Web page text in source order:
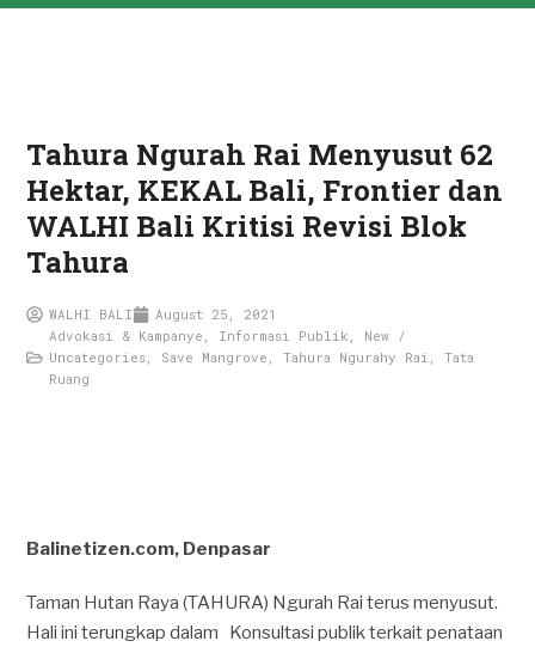
Tahura Ngurah Rai Menyusut 62
Hektar, KEKAL Bali, Frontier dan
WALHI Bali Kritisi Revisi Blok
Tahura
WALHI BALI
August 25, 2021
Advokasi & Kampanye , Informasi Publik , New /
Uncategories, Save Mangrove ,Tahura Ngurahy Rai ,Tata
Ruang
Balinetizen.com, Denpasar
Taman Hutan Raya (TAHURA) Ngurah Rai terus menyusut.
Hali ini terungkap dalam Konsultasi publik terkait penataan